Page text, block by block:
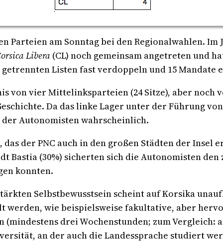
Parteien am Sonntag bei den Regionalwahlen. Im
Libera (CL) noch gemeinsam angetreten und
Listen fast verdoppeln und 15 Mandate
von vier Mittelinksparteien (24 Sitze), aber noch
Da das linke Lager unter der Führung
Autonomisten wahrscheinlich.
der PNC auch in den großen Städten der
Bastia (30%) sicherten sich die Autonomisten
konnten.
Selbstbewusstsein scheint auf Korsika
werden, wie beispielsweise fakultative, aber
drei Wochenstunden; zum
an der auch die Landessprache studiert